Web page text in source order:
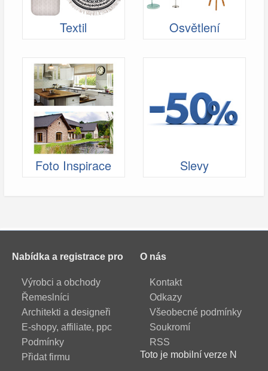
Textil Osvětlení
Foto Inspirace Slevy
Nabídka a registrace pro
Výrobci a obchody
Řemeslníci
Architekti a designeři
E-shopy, affiliate, ppc
Podmínky
Přidat firmu
O nás
Kontakt
Odkazy
Všeobecné podmínky
Soukromí
RSS
Toto je mobilní verze N